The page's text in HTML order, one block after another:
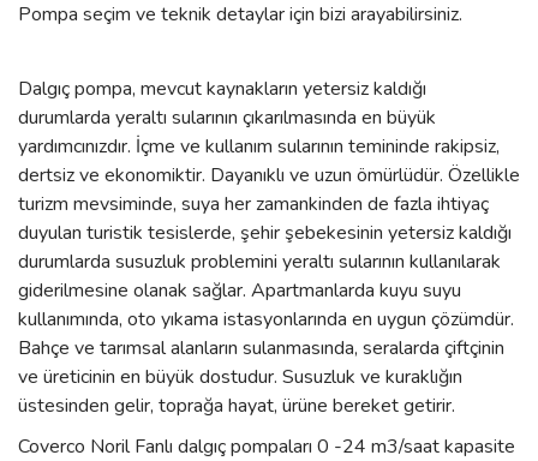
Pompa seçim ve teknik detaylar için bizi arayabilirsiniz.
Dalgıç pompa, mevcut kaynakların yetersiz kaldığı
durumlarda yeraltı sularının çıkarılmasında en büyük
yardımcınızdır. İçme ve kullanım sularının temininde rakipsiz,
dertsiz ve ekonomiktir. Dayanıklı ve uzun ömürlüdür. Özellikle
turizm mevsiminde, suya her zamankinden de fazla ihtiyaç
duyulan turistik tesislerde, şehir şebekesinin yetersiz kaldığı
durumlarda susuzluk problemini yeraltı sularının kullanılarak
giderilmesine olanak sağlar. Apartmanlarda kuyu suyu
kullanımında, oto yıkama istasyonlarında en uygun çözümdür.
Bahçe ve tarımsal alanların sulanmasında, seralarda çiftçinin
ve üreticinin en büyük dostudur. Susuzluk ve kuraklığın
üstesinden gelir, toprağa hayat, ürüne bereket getirir.
Coverco Noril Fanlı dalgıç pompaları 0 -24 m3/saat kapasite